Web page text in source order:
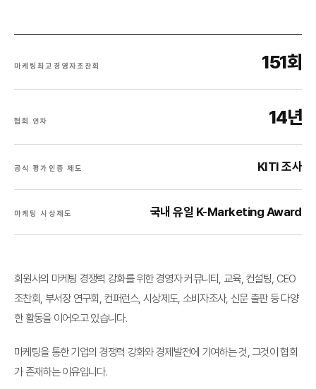
마케팅최고경영자조찬회 151회
협회 연차 14년
공식 평가인증 제도 KITI 조사
마케팅 시상제도 국내 유일 K-Marketing Award
회원사의 마케팅 경쟁력 강화를 위한 경영자 커뮤니티, 교육, 컨설팅, CEO
조찬회, 부서장 연구회, 컨퍼런스, 시상제도, 소비자조사, 신문 출판 등 다양
한 활동을 이어오고 있습니다.
마케팅을 통한 기업의 경쟁력 강화와 경제발전에 기여하는 것, 그것이 협회
가 존재하는 이유입니다.